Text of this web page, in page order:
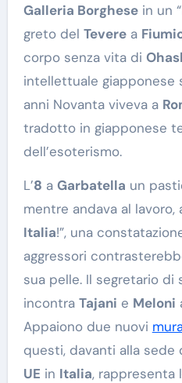
Galleria Borghesein un
greto del Teverea
corpo senza vita di
intellettuale giapponese
anni Novanta viveva a
tradotto in giapponese
dell’esoterismo.
L’8 a Garbatella un
mentre andava al lavoro,
Italia!”, una
aggressori
sua pelle. Il segretario di
incontra Tajani e Meloni
Appaiono due nuovi
questi, davanti alla sede
UE in Italia, rappresenta